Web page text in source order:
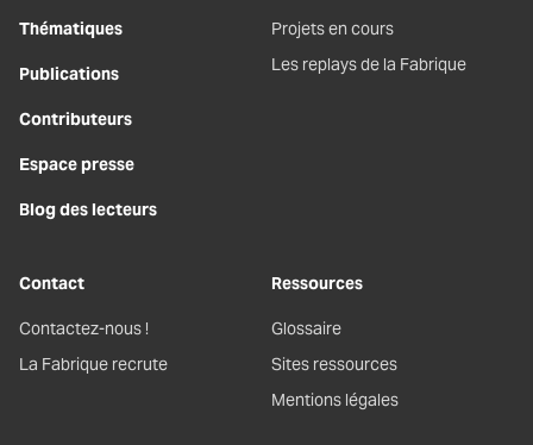
Thématiques
Publications
Contributeurs
Espace presse
Blog des lecteurs
Projets en cours
Les replays de la Fabrique
Contact
Contactez-nous !
La Fabrique recrute
Ressources
Glossaire
Sites ressources
Mentions légales